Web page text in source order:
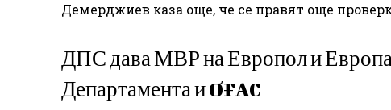
Демерджиев каза още, че се правят още
ДПС дава МВР на Европол и
Департамента и OFAC